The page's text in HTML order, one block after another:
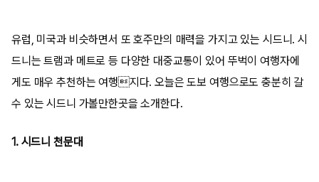
유럽, 미국과 비슷하면서 또 호주만의 매력을 가지고 있는 시드니. 시
드니는 트램과 메트로 등 다양한 대중교통이 있어 뚜벅이 여행자에
게도 매우 추천하는 여행지다. 오늘은 도보 여행으로도 충분히 갈
수 있는 시드니 가볼만한곳을 소개한다.
1. 시드니 천문대